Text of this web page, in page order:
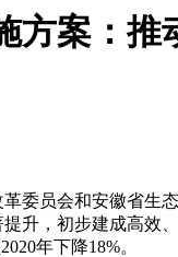
方案：
委员会和安徽省生
升，初步建成高效
年下降18%。